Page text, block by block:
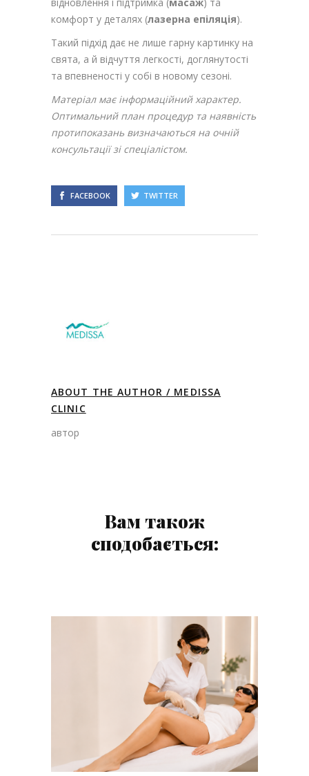
комфорт у деталях (лазерна епіляція).
Такий підхід дає не лише гарну картинку на
свята, а й відчуття легкості, доглянутості
та впевненості у собі в новому сезоні.
Матеріал має інформаційний характер.
Оптимальний план процедур та наявність
протипоказань визначаються на очній
консультації зі спеціалістом.
FACEBOOK TWITTER
ABOUT THE AUTHOR / MEDISSA
CLINIC
автор
Вам також
сподобається: